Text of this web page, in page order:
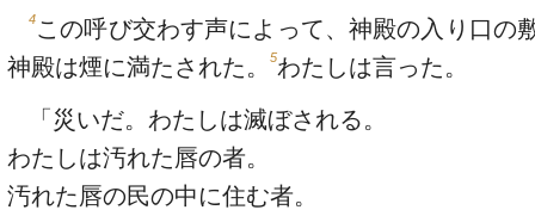
4この呼び交わす声によって、神殿の入り口の
神殿は煙に満たされた。
5わたしは言った。
「災いだ。わたしは滅ぼされる。
わたしは汚れた唇の者。
汚れた唇の民の中に住む者。